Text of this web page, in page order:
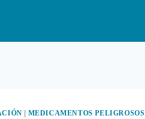
MEDICAMENTOS PELIGROSOS